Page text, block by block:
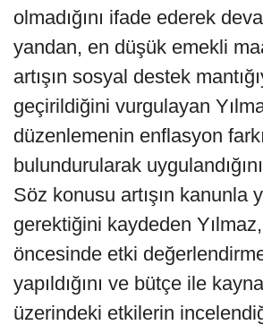
olmadığını ifade ederek
yandan, en düşük emekli
artışın sosyal destek
geçirildiğini vurgulayan
düzenlemenin enflasyon
bulundurularak
Söz konusu artışın kanunla
gerektiğini kaydeden
öncesinde etki
yapıldığını ve bütçe ile
üzerindeki etkilerin